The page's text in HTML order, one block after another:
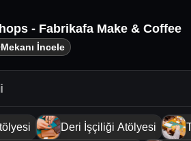
- Fabrikafa Make & Coffee
Mekanı İncele
Deri İşçiliği Atölyesi